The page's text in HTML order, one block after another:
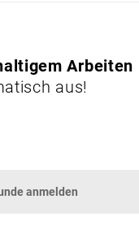
UNTERHALTUNG
Arbeiten
aus!
anmelden